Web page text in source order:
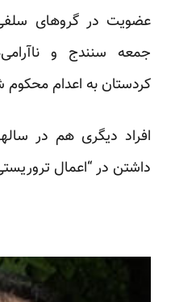
عضویت در گروهای
کردستان به اعدام محکوم
افراد دیگری هم در
داشتن در “اعمال